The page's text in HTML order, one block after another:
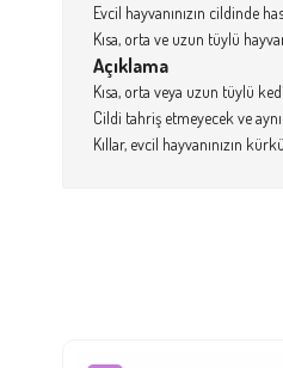
Evcil hayvanınızın cildinde
Kısa, orta ve uzun tüylü
Açıklama
Kısa, orta veya uzun tüylü
Cildi tahriş etmeyecek ve
Kıllar, evcil hayvanınızın